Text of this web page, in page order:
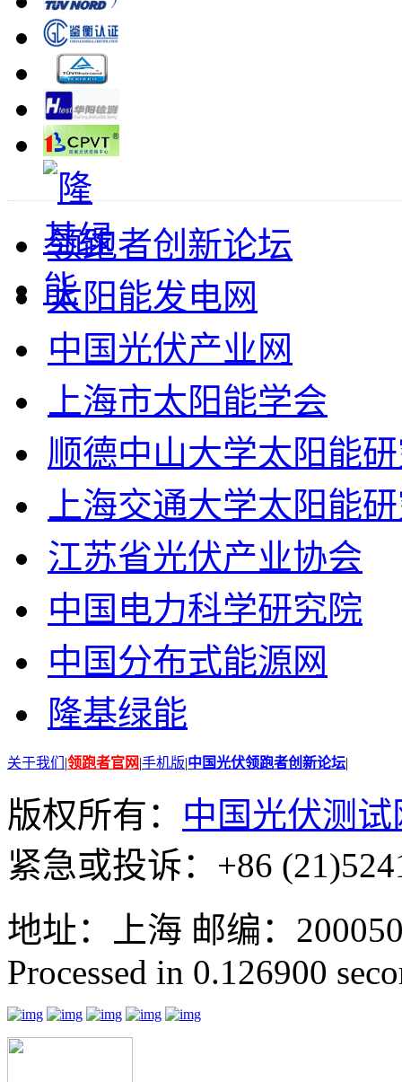
领跑者创新论坛
太阳能发电网
中国光伏产业网
上海市太阳能学会
顺德中山大学太阳能
上海交通大学太阳能
江苏省光伏产业协会
中国电力科学研究院
中国分布式能源网
隆基绿能
关于我们 |领跑者官网|手机版|中国光伏领跑者创新论坛|
版权所有： 中国光伏测试
紧急或投诉：+86
地址：上海 邮编：
Processed in 0.126900